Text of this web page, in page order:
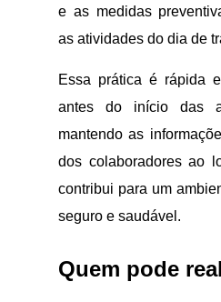
e as medidas
as atividades do dia de
Essa prática é rápida
antes do início das
mantendo as
dos colaboradores ao
contribui para um
seguro e saudável.
Quem pode